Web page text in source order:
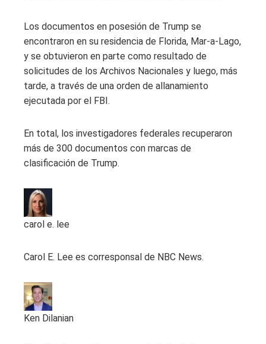
Los documentos en posesión de Trump se
encontraron en su residencia de Florida, Mar-a-Lago,
y se obtuvieron en parte como resultado de
solicitudes de los Archivos Nacionales y luego, más
tarde, a través de una orden de allanamiento
ejecutada por el FBI.
En total, los investigadores federales recuperaron
más de 300 documentos con marcas de
clasificación de Trump.
carol e. lee
Carol E. Lee es corresponsal de NBC News.
Ken Dilanian